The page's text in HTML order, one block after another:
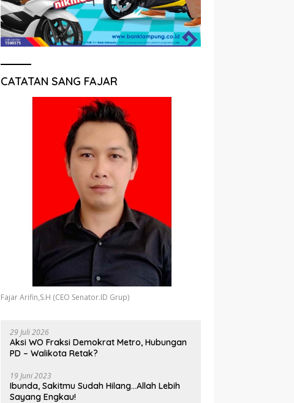
CATATAN SANG FAJAR
Fajar Arifin,S.H (CEO Senator.ID Grup)
29 Juli 2026
Aksi WO Fraksi Demokrat Metro, Hubungan
PD – Walikota Retak?
19 Juni 2023
Ibunda, Sakitmu Sudah Hilang…Allah Lebih
Sayang Engkau!